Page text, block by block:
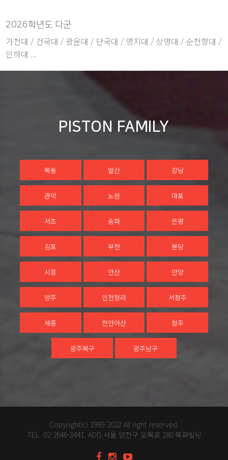
2026학년도 다군
가천대 / 건국대 / 광운대 / 단국대 / 명지대 / 상명대 / 순천향대 /
인하대 ...
PISTON FAMILY
목동 발산 강남
관악 노원 마포
서초 송파 은평
김포 부천 분당
시흥 안산 안양
양주 인천청라 서청주
세종 천안아산 청주
광주북구 광주남구
Copyright(c) 1995-2022 All right reserved.
TEL. 02-2646-3441. ADD.서울 양천구 오목로 280 목화빌딩